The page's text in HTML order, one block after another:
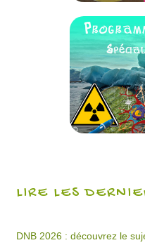
LIRE LES
DNB 2026 : découvrez le